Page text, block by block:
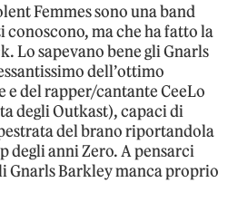
Femmes sono una band
ma che ha fatto la
Lo sapevano bene gli Gnarls
dell’ottimo
e del rapper/cantante CeeLo
degli Outkast), capaci di
del brano riportandola
degli anni Zero. A pensarci
Gnarls Barkley manca proprio